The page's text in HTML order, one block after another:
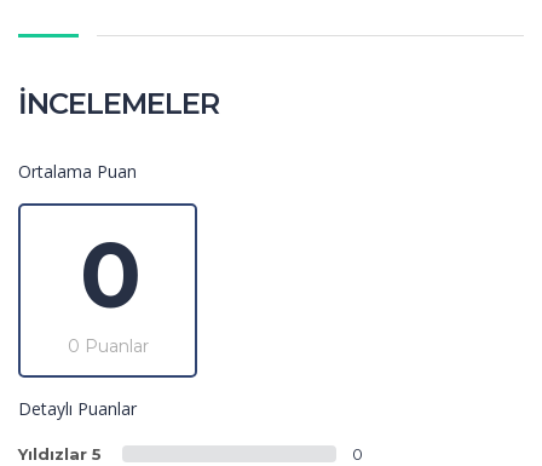
İNCELEMELER
Ortalama Puan
0
0 Puanlar
Detaylı Puanlar
Yıldızlar 5 0